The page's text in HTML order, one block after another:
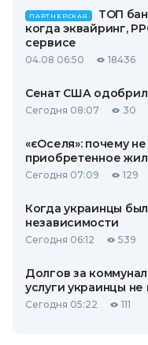
ПАРТНЕРСКАЯ
ТОП
когда эквайринг,
сервисе
04.08 06:50 18436
Сенат США одобрил
Сегодня 08:07 30
«єОселя»: почему
приобретенное
Сегодня 07:09 129
Когда украинцы
независимости
Сегодня 06:12 539
Долгов за
услуги украинцы
Сегодня 05:22 111